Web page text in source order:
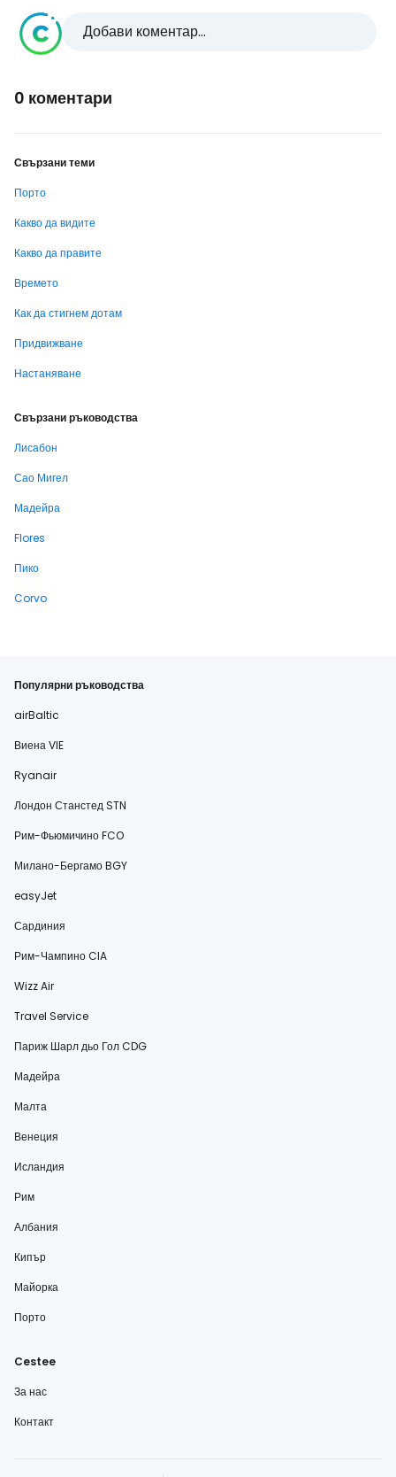
Добави коментар...
0 коментари
Свързани теми
Порто
Какво да видите
Какво да правите
Времето
Как да стигнем дотам
Придвижване
Настаняване
Свързани ръководства
Лисабон
Сао Мигел
Мадейра
Flores
Пико
Corvo
Популярни ръководства
airBaltic
Виена VIE
Ryanair
Лондон Станстед STN
Рим-Фьюмичино FCO
Милано-Бергамо BGY
easyJet
Сардиния
Рим-Чампино CIA
Wizz Air
Travel Service
Париж Шарл дьо Гол CDG
Мадейра
Малта
Венеция
Исландия
Рим
Албания
Кипър
Майорка
Порто
Cestee
За нас
Контакт